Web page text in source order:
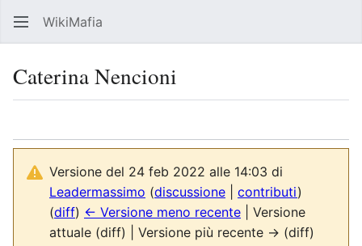
WikiMafia
Caterina Nencioni
Versione del 24 feb 2022 alle 14:03 di
Leadermassimo (discussione contributi)
(diff) ← Versione meno recente | Versione
attuale (diff) | Versione più recente → (diff)